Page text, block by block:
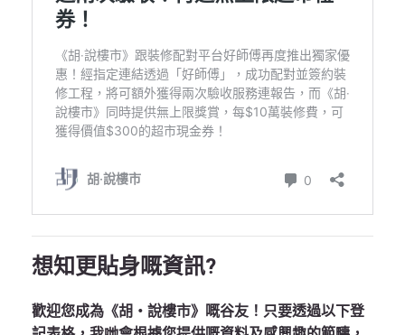
想知更貼身嘅資訊?
歡迎您成為《胡‧說樓市》嘅谷友！只要透過以下登